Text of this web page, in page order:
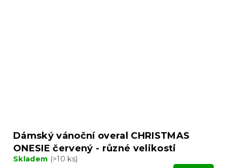
Dámský vánoční overal CHRISTMAS
ONESIE červený - různé velikosti
Skladem (>10 ks)